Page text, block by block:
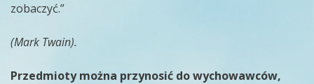
zobaczyć.”
(Mark Twain).
Przedmioty można przynosić do wychowawców,